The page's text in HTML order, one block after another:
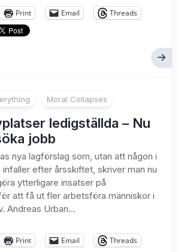
Print Email
Threads
Moral Collapses
ledigställda – Nu
jobb
nya lagförslag som, utan att någon i
efter årsskiftet, skriver man nu
ytterligare insatser på
att få ut fler arbetsföra människor i
Andreas Urban...
Print Email
Threads